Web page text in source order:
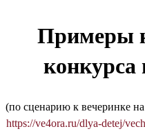
Примеры
конкурса
(по сценарию к вечеринке
https://ve4ora.ru/dlya-detej/